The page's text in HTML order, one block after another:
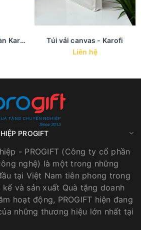
Bình giữ nhiệt - Tập đoàn Karofi
Túi vải canvas - Karofi
Liên hệ
PROGIFT
- PROGIFT (Công ty cổ phần
nghệ) là một trong những
tại Việt Nam tiên phong trong
và sản xuất Quà tặng doanh
hoạt động, PROGIFT hiện đang
những thương hiệu lớn nhất tại